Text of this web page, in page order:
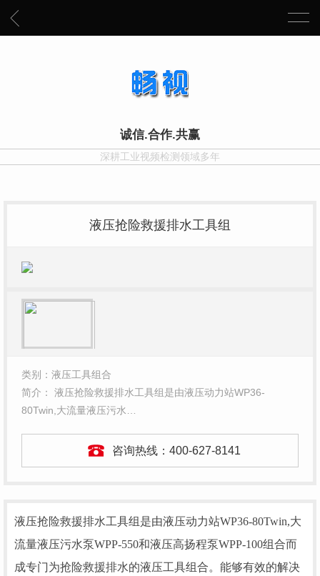
诚信.合作.共赢
深耕工业视频检测领域多年
液压抢险救援排水工具组
类别：液压工具组合
简介： 液压抢险救援排水工具组是由液压动力站WP36-
80Twin,大流量液压污水…
咨询热线： 400-627-8141
液压抢险救援排水工具组是由液压动力站WP36-80Twin,大
流量液压污水泵WPP-550和液压高扬程泵WPP-100组合而
成专门为抢险救援排水的液压工具组合。能够有效的解决